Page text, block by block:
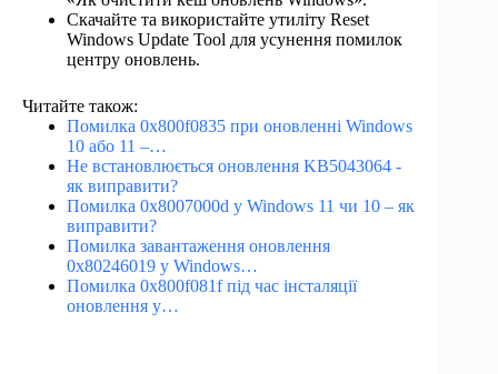
Скачайте та використайте утиліту Reset
Windows Update Tool для усунення помилок
центру оновлень.
Читайте також:
Помилка 0x800f0835 при оновленні Windows
10 або 11 –…
Не встановлюється оновлення KB5043064 -
як виправити?
Помилка 0x8007000d у Windows 11 чи 10 – як
виправити?
Помилка завантаження оновлення
0x80246019 у Windows…
Помилка 0x800f081f під час інсталяції
оновлення у…